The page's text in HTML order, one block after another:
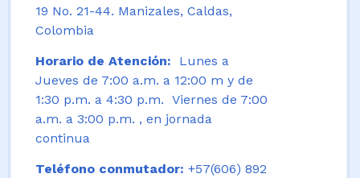
19 No. 21-44. Manizales, Caldas,
Colombia
Horario de Atención:
Lunes a
Jueves de 7:00 a.m. a 12:00 m y de
1:30 p.m. a 4:30 p.m. Viernes de 7:00
a.m. a 3:00 p.m. , en jornada
continua
Teléfono conmutador: +57(606) 892